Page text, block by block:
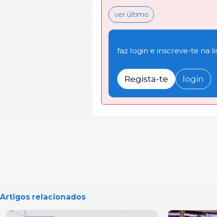
ver último
faz login e inscreve-te na
Regista-te login
Artigos relacionados